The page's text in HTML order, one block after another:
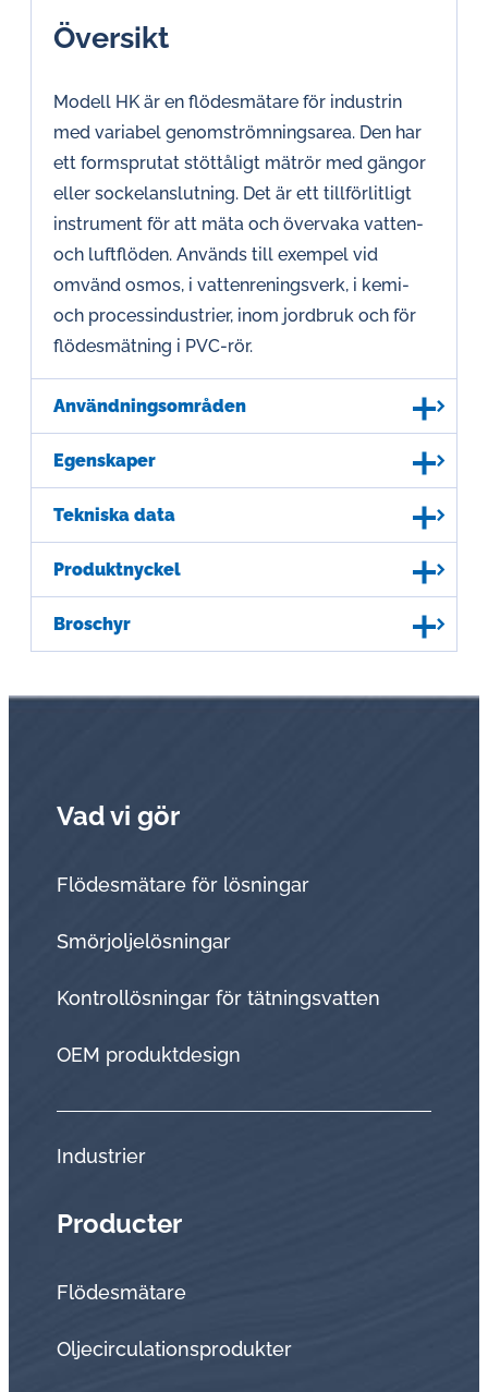
Översikt
Modell HK är en flödesmätare för industrin
med variabel genomströmningsarea. Den har
ett formsprutat stöttåligt mätrör med gängor
eller sockelanslutning. Det är ett tillförlitligt
instrument för att mäta och övervaka vatten-
och luftflöden. Används till exempel vid
omvänd osmos, i vattenreningsverk, i kemi-
och processindustrier, inom jordbruk och för
flödesmätning i PVC-rör.
Användningsområden
Egenskaper
Tekniska data
Produktnyckel
Broschyr
Vad vi gör
Flödesmätare för lösningar
Smörjoljelösningar
Kontrollösningar för tätningsvatten
OEM produktdesign
Industrier
Producter
Flödesmätare
Oljecirculationsprodukter